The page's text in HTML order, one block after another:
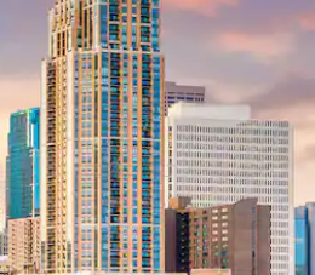
is felfedezheted őket.